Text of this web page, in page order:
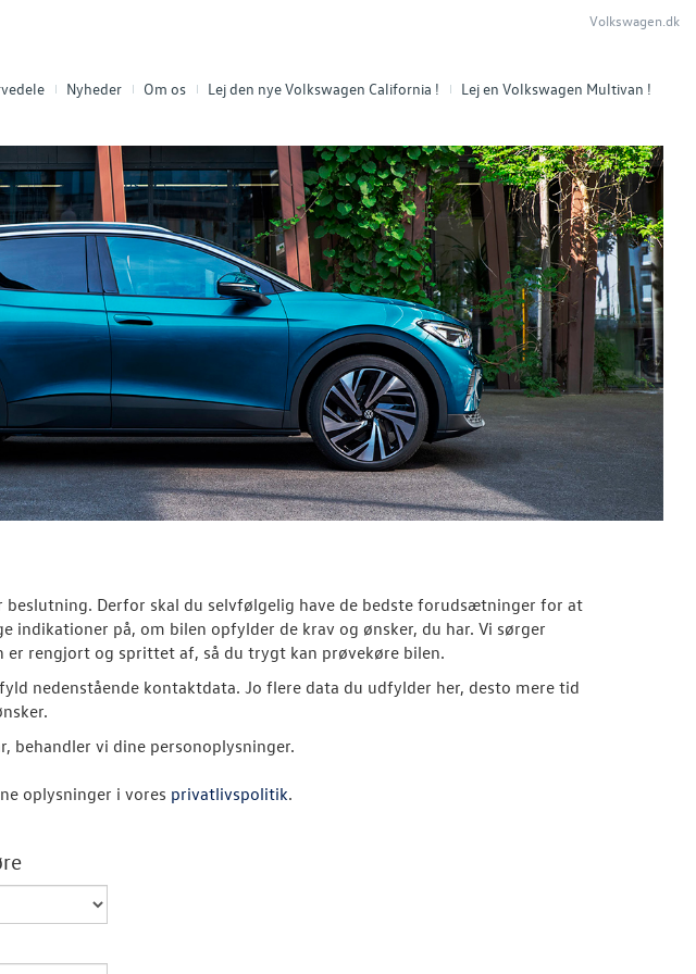
Nyheder Om os Lej den nye Volkswagen California ! Lej en Volkswagen Multivan !
Volkswagen.dk
Derfor skal du selvfølgelig have de bedste forudsætninger for at
på, om bilen opfylder de krav og ønsker, du har. Vi sørger
rengjort og sprittet af, så du trygt kan prøvekøre bilen.
nedenstående kontaktdata. Jo flere data du udfylder her, desto mere tid
behandler vi dine personoplysninger.
oplysninger i vores privatlivspolitik.